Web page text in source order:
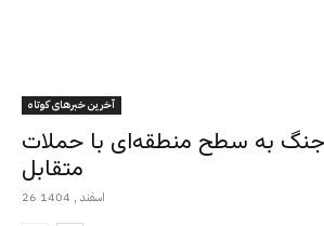
آخرین خبرهای کوتاه
به سطح منطقه‌ای با حملات
متقابل
26 اسفند , 1404